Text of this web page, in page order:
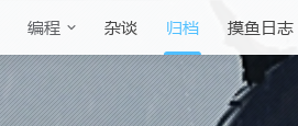
编程 杂谈 归档 摸鱼日志